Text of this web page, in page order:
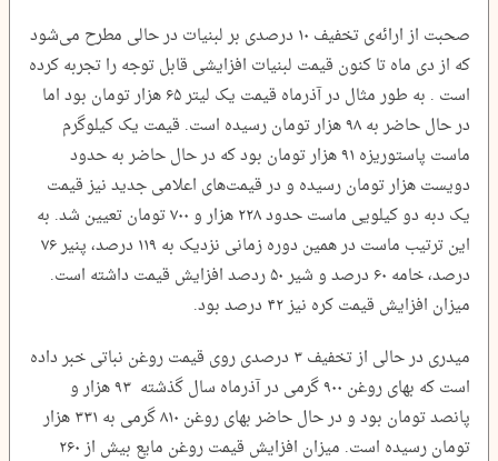
صحبت از ارائه‌ی تخفیف ۱۰ درصدی بر لبنیات در حالی مطرح می‌شود
که از دی ماه تا کنون قیمت لبنیات افزایشی قابل توجه را تجربه کرده
است . به طور مثال در آذرماه قیمت یک لیتر ۶۵ هزار تومان بود اما
در حال حاضر به ۹۸ هزار تومان رسیده است. قیمت یک کیلوگرم
ماست پاستوریزه ۹۱ هزار تومان بود که در حال حاضر به حدود
دویست هزار تومان رسیده و در قیمت‌های اعلامی جدید نیز قیمت
یک دبه دو کیلویی ماست حدود ۲۲۸ هزار و ۷۰۰ تومان تعیین شد. به
این ترتیب ماست در همین دوره زمانی نزدیک به ۱۱۹ درصد، پنیر ۷۶
درصد، خامه ۶۰ درصد و شیر ۵۰ ردصد افزایش قیمت داشته است.
میزان افزایش قیمت کره نیز ۴۲ درصد بود.
میدری در حالی از تخفیف ۳ درصدی روی قیمت روغن نباتی خبر داده
است که بهای روغن ۹۰۰ گرمی در آذرماه سال گذشته ۹۳ هزار و
پانصد تومان بود و در حال حاضر بهای روغن ۸۱۰ گرمی به ۳۳۱ هزار
تومان رسیده است. میزان افزایش قیمت روغن مایع بیش از ۲۶۰